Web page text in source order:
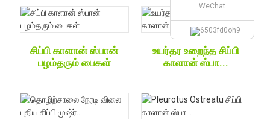
WeChat
சிப்பி காளான் ஸ்பான்
பழம்தரும் பைகள்
உயர்தர உறைந்த சிப்பி
காளான் ஸ்பா...